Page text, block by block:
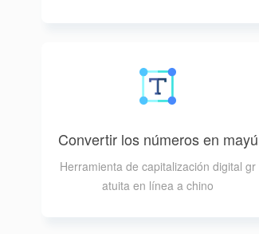
Convertir los números en mayú
sculas chinas
Herramienta de capitalización digital gr
atuita en línea a chino